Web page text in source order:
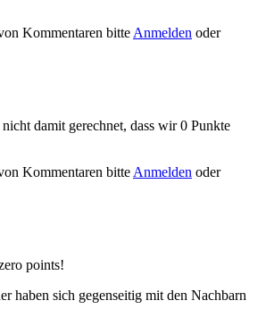
Kommentaren bitte Anmelden oder
damit gerechnet, dass wir 0 Punkte
Kommentaren bitte Anmelden oder
points!
haben sich gegenseitig mit den Nachbarn